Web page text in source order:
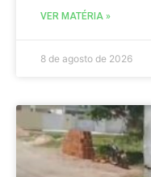
VER MATÉRIA »
8 de agosto de 2026